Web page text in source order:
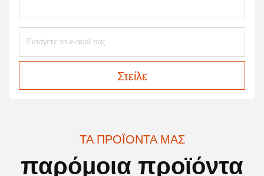
Στείλε
ΤΑ ΠΡΟΪΌΝΤΑ ΜΑΣ
παρόμοια προϊόντα